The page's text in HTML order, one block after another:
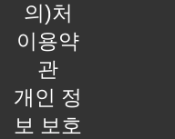
의)처
이용약
관
개인 정
보 보호